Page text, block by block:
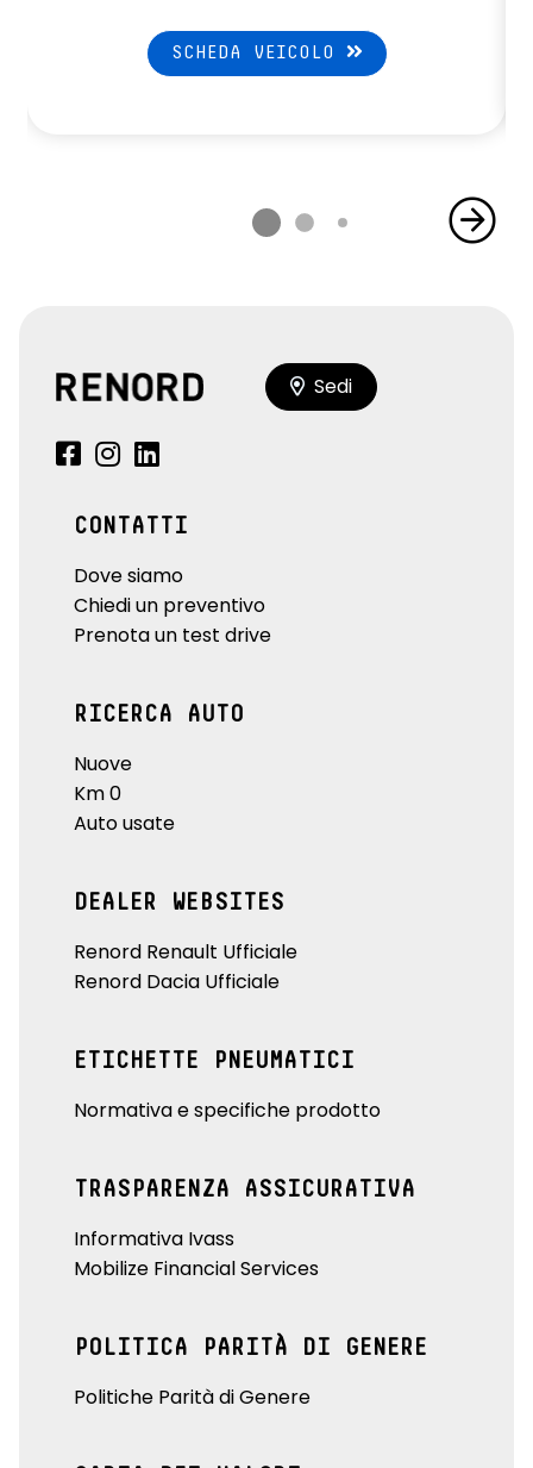
SCHEDA VEICOLO
Sedi
CONTATTI
Dove siamo
Chiedi un preventivo
Prenota un test drive
RICERCA AUTO
Nuove
Km 0
Auto usate
DEALER WEBSITES
Renord Renault Ufficiale
Renord Dacia Ufficiale
ETICHETTE PNEUMATICI
Normativa e specifiche prodotto
TRASPARENZA ASSICURATIVA
Informativa Ivass
Mobilize Financial Services
POLITICA PARITÀ DI GENERE
Politiche Parità di Genere